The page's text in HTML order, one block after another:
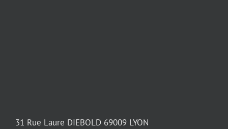
31 Rue Laure DIEBOLD 69009 LYON